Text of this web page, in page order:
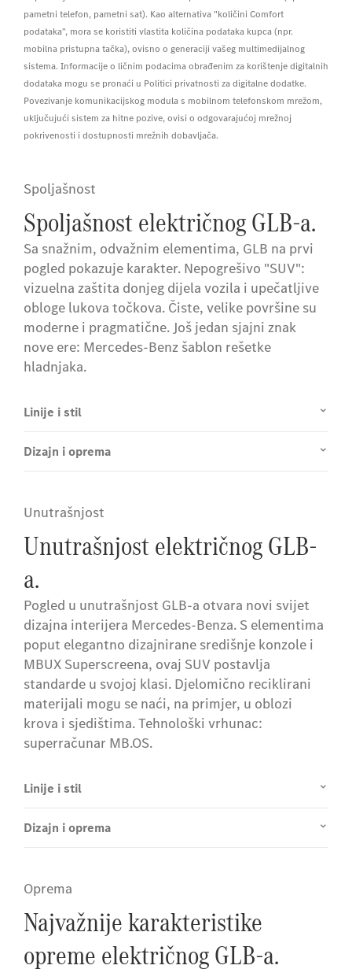
pametni telefon, pametni sat). Kao alternativa "količini Comfort
podataka", mora se koristiti vlastita količina podataka kupca (npr.
mobilna pristupna tačka), ovisno o generaciji vašeg multimedijalnog
sistema. Informacije o ličnim podacima obrađenim za korištenje digitalnih
dodataka mogu se pronaći u Politici privatnosti za digitalne dodatke.
Povezivanje komunikacijskog modula s mobilnom telefonskom mrežom,
uključujući sistem za hitne pozive, ovisi o odgovarajućoj mrežnoj
pokrivenosti i dostupnosti mrežnih dobavljača.
Spoljašnost
Spoljašnost električnog GLB-a.
Sa snažnim, odvažnim elementima, GLB na prvi
pogled pokazuje karakter. Nepogrešivo "SUV":
vizuelna zaštita donjeg dijela vozila i upečatljive
obloge lukova točkova. Čiste, velike površine su
moderne i pragmatične. Još jedan sjajni znak
nove ere: Mercedes-Benz šablon rešetke
hladnjaka.
Linije i stil
Dizajn i oprema
Unutrašnjost
Unutrašnjost električnog GLB-
a.
Pogled u unutrašnjost GLB-a otvara novi svijet
dizajna interijera Mercedes-Benza. S elementima
poput elegantno dizajnirane središnje konzole i
MBUX Superscreena, ovaj SUV postavlja
standarde u svojoj klasi. Djelomično reciklirani
materijali mogu se naći, na primjer, u oblozi
krova i sjedištima. Tehnološki vrhunac:
superračunar MB.OS.
Linije i stil
Dizajn i oprema
Oprema
Najvažnije karakteristike
opreme električnog GLB-a.